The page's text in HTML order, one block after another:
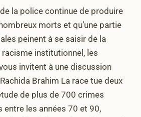
la police continue de produire
morts et qu’une partie
peinent à se saisir de la
institutionnel, les
invitent à une discussion
Brahim La race tue deux
de plus de 700 crimes
les années 70 et 90,